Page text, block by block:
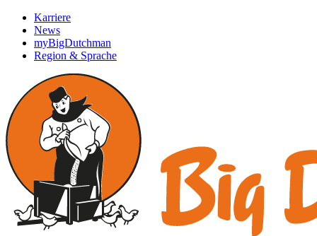
Karriere
News
myBigDutchman
Region & Sprache